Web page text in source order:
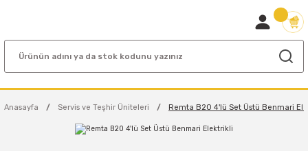
Anasayfa Servis ve Teşhir Üniteleri Remta B20 4'lü Set Üstü Benmari